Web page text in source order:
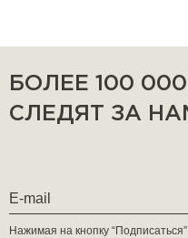
БОЛЕЕ 100
СЛЕДЯТ ЗА
Нажимая на кнопку